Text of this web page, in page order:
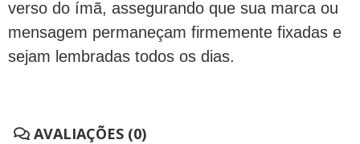
verso do ímã, assegurando que sua marca ou
mensagem permaneçam firmemente fixadas e
sejam lembradas todos os dias.
AVALIAÇÕES (0)